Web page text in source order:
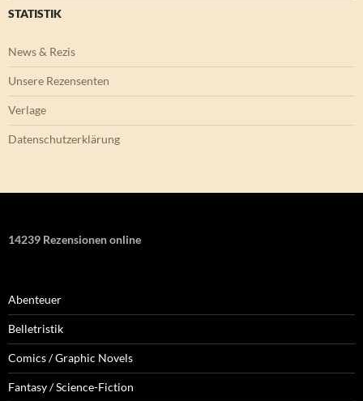
STATISTIK
News & Rezis
Unsere Rezensenten
Verlage
Datenschutzerklärung
14239 Rezensionen online
Abenteuer
Belletristik
Comics / Graphic Novels
Fantasy / Science-Fiction